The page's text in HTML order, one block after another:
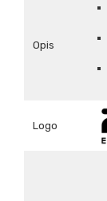
Opis
Logo